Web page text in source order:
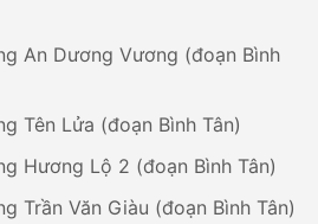
An Dương Vương (đoạn Bình
Tên Lửa (đoạn Bình Tân)
Hương Lộ 2 (đoạn Bình Tân)
Trần Văn Giàu (đoạn Bình Tân)